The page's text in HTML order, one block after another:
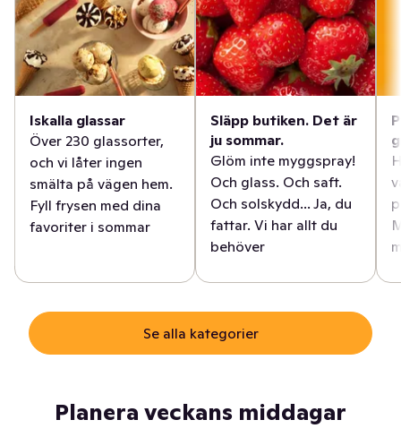
Iskalla glassar
Över 230 glassorter,
och vi låter ingen
smälta på vägen hem.
Fyll frysen med dina
favoriter i sommar
Släpp butiken. Det är
ju sommar.
Glöm inte myggspray!
Och glass. Och saft.
Och solskydd... Ja, du
fattar. Vi har allt du
behöver
Se alla kategorier
Planera veckans middagar